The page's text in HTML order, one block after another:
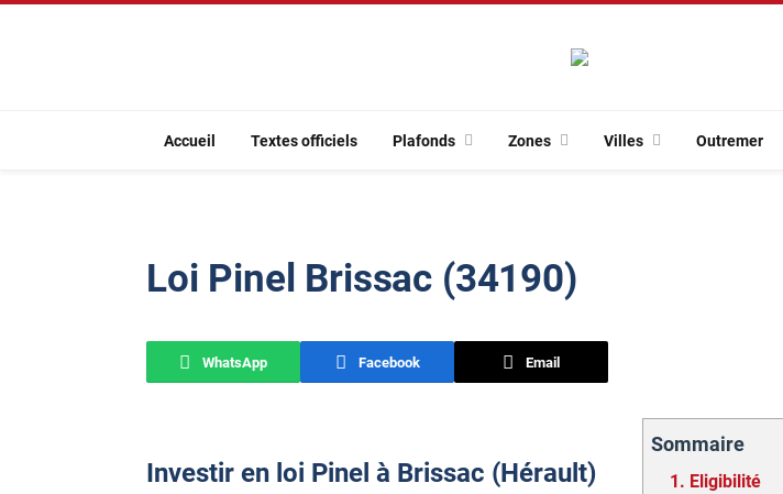
Accueil Textes officiels Plafonds Zones Villes Outremer
Loi Pinel Brissac (34190)
WhatsApp Facebook Email
Sommaire
1. Eligibilité
Investir en loi Pinel à Brissac (Hérault)